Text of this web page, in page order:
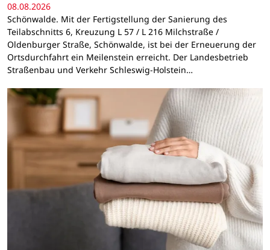
08.08.2026
Schönwalde. Mit der Fertigstellung der Sanierung des
Teilabschnitts 6, Kreuzung L 57 / L 216 Milchstraße /
Oldenburger Straße, Schönwalde, ist bei der Erneuerung der
Ortsdurchfahrt ein Meilenstein erreicht. Der Landesbetrieb
Straßenbau und Verkehr Schleswig-Holstein…